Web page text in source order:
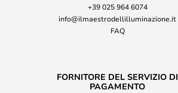
+39 025 964 6074
info@ilmaestrodellilluminazione.it
FAQ
FORNITORE DEL SERVIZIO DI
PAGAMENTO